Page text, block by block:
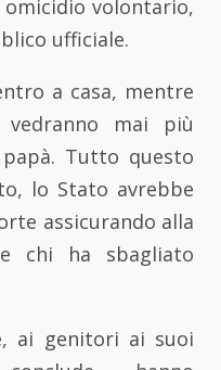
omicidio volontario,
ufficiale.
a casa, mentre
mai più
Tutto questo
lo Stato avrebbe
assicurando alla
chi ha sbagliato
ai genitori ai suoi